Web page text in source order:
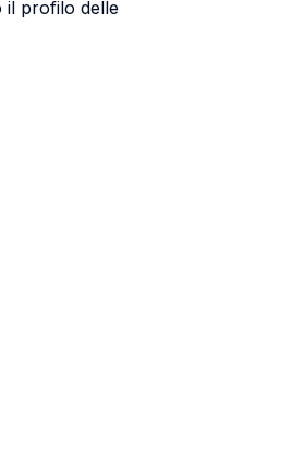
il profilo delle